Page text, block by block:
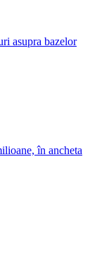
asupra bazelor
în ancheta